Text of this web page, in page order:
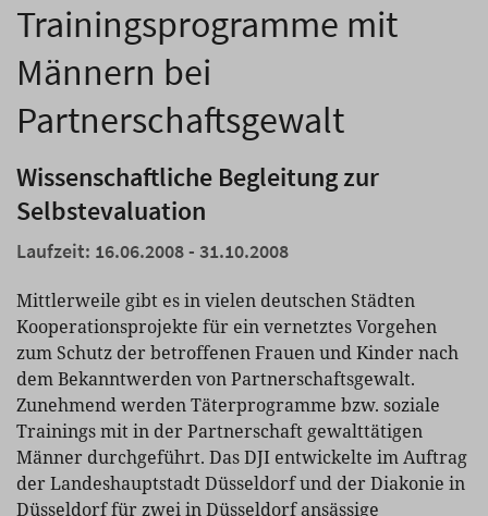
Trainingsprogramme mit
Männern bei
Partnerschaftsgewalt
Wissenschaftliche Begleitung zur
Selbstevaluation
Laufzeit: 16.06.2008 - 31.10.2008
Mittlerweile gibt es in vielen deutschen Städten
Kooperationsprojekte für ein vernetztes Vorgehen
zum Schutz der betroffenen Frauen und Kinder nach
dem Bekanntwerden von Partnerschaftsgewalt.
Zunehmend werden Täterprogramme bzw. soziale
Trainings mit in der Partnerschaft gewalttätigen
Männer durchgeführt. Das DJI entwickelte im Auftrag
der Landeshauptstadt Düsseldorf und der Diakonie in
Düsseldorf für zwei in Düsseldorf ansässige